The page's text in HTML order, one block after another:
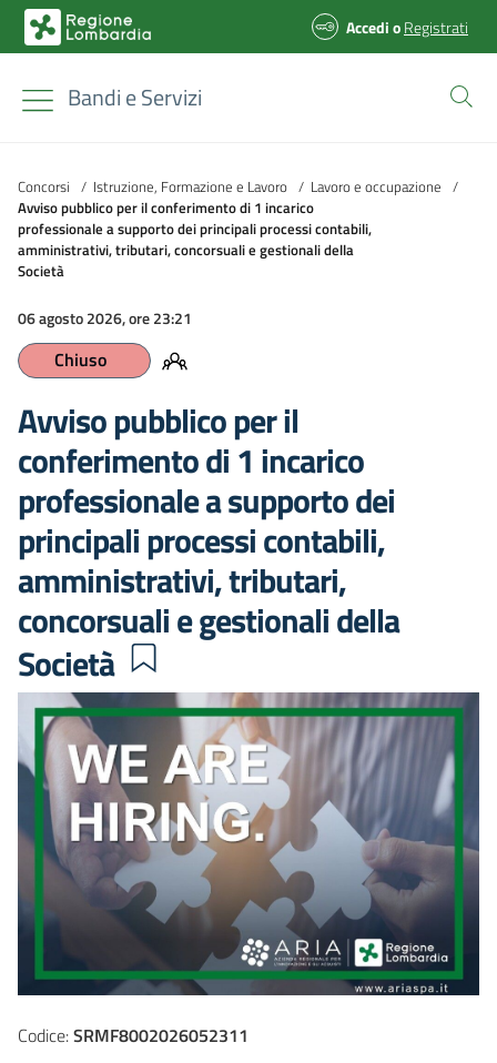
AccedioRegistrati
Bandi e Servizi
Concorsi / Istruzione, Formazione e Lavoro / Lavoro e occupazione /
Avviso pubblico per il conferimento di 1 incarico
professionale a supporto dei principali processi contabili,
amministrativi, tributari, concorsuali e gestionali della
Società
06 agosto 2026, ore 23:21
Chiuso
Avviso pubblico per il
conferimento di 1 incarico
professionale a supporto dei
principali processi contabili,
amministrativi, tributari,
concorsuali e gestionali della
Società
Codice:SRMF8002026052311